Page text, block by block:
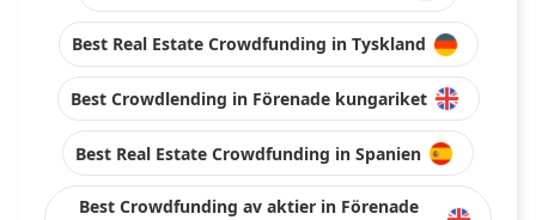
Best Real Estate Crowdfunding in Tyskland
Best Crowdlending in Förenade kungariket
Best Real Estate Crowdfunding in Spanien
Best Crowdfunding av aktier in Förenade